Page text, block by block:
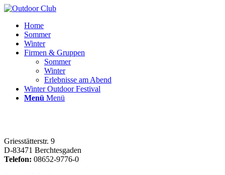
Home
Sommer
Winter
Firmen & Gruppen
Sommer
Winter
Erlebnisse am Abend
Winter Outdoor Festival
Menü Menü
Griesstätterstr. 9
D-83471 Berchtesgaden
Telefon: 08652-9776-0